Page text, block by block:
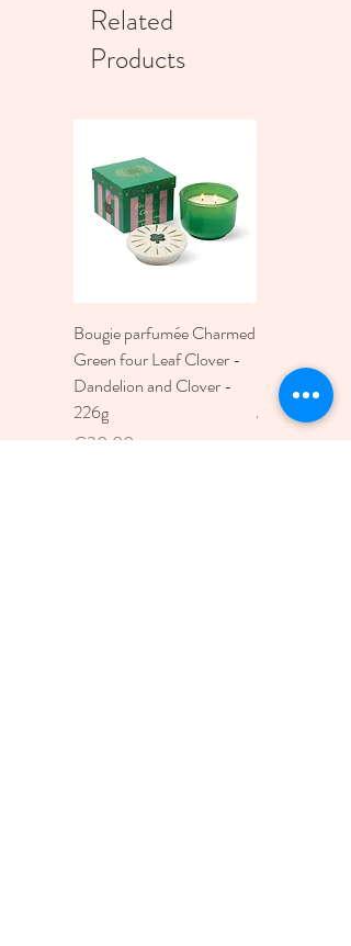
Related
Products
Bougie parfumée Charmed
Green four Leaf Clover -
Dandelion and Clover -
226g
Price
€30.00
Moon
Price
€30.00